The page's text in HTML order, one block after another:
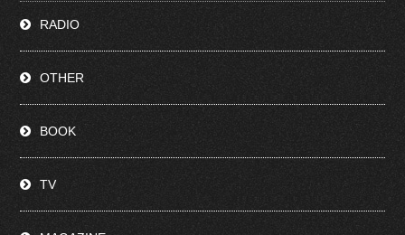
RADIO
OTHER
BOOK
TV